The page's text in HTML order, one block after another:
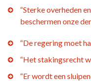
“Sterke overheden
beschermen onze
“De regering moet
“Het stakingsrecht
“Er wordt een